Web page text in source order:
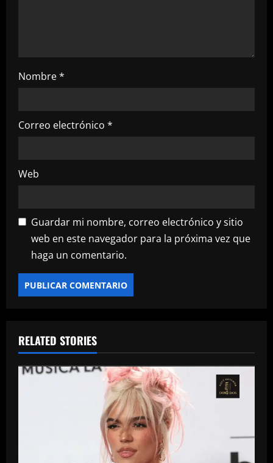
Nombre*
Correo electrónico *
Web
Guardar mi nombre, correo electrónico y sitio
web en este navegador para la próxima vez que
haga un comentario.
RELATED STORIES